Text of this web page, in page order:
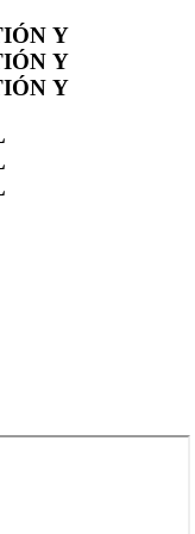
Y
Y
Y